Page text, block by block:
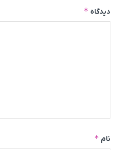
دیدگاه *
نام *